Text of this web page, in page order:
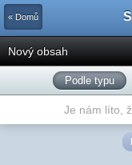
« Domů
Nový obsah
Podle typu
Je nám líto,